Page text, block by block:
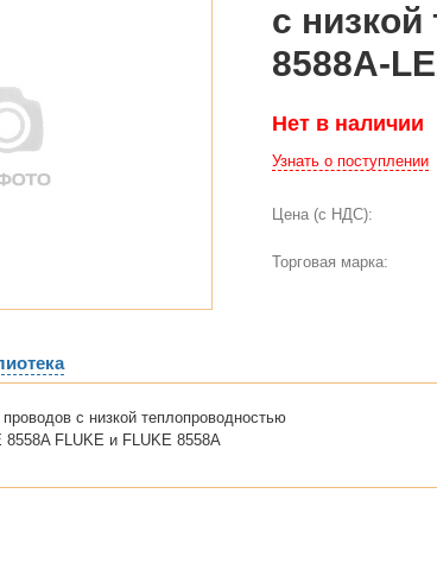
с
8588A-
Нет в наличии
Узнать о поступлении
Цена (с НДС):
Торговая марка:
с низкой теплопроводностью
FLUKE и FLUKE 8558A